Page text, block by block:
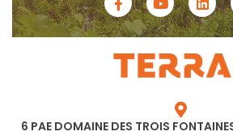
6 PAE DOMAINE DES TROIS